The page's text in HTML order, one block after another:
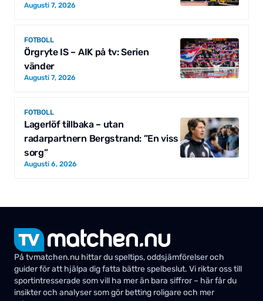
Augusti 7, 2026
FOTBOLL
Örgryte IS – AIK på tv: Serien
vänder
Augusti 7, 2026
FOTBOLL
Lagerlöf tillbaka – utan
radarpartnern Bergstrand: ”En viss
sorg”
Augusti 6, 2026
På tvmatchen.nu hittar du speltips, oddsjämförelser och
guider för att hjälpa dig fatta bättre spelbeslut. Vi riktar oss till
sportintresserade som vill ha mer än bara siffror – här får du
insikter och analyser som gör betting roligare och mer